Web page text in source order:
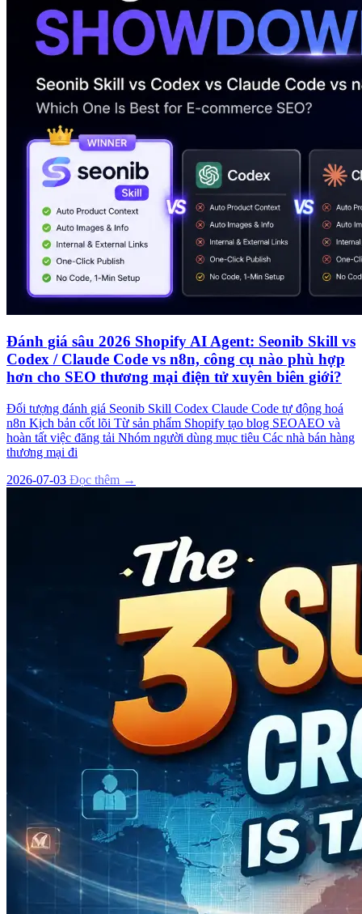
Đánh giá sâu 2026 Shopify AI Agent: Seonib Skill vs
Codex / Claude Code vs n8n, công cụ nào phù hợp
hơn cho SEO thương mại điện tử xuyên biên giới?
Đối tượng đánh giá Seonib Skill Codex Claude Code tự động hoá
n8n Kịch bản cốt lõi Từ sản phẩm Shopify tạo blog SEOAEO và
hoàn tất việc đăng tải Nhóm người dùng mục tiêu Các nhà bán hàng
thương mại đi
2026-07-03 Đọc thêm →